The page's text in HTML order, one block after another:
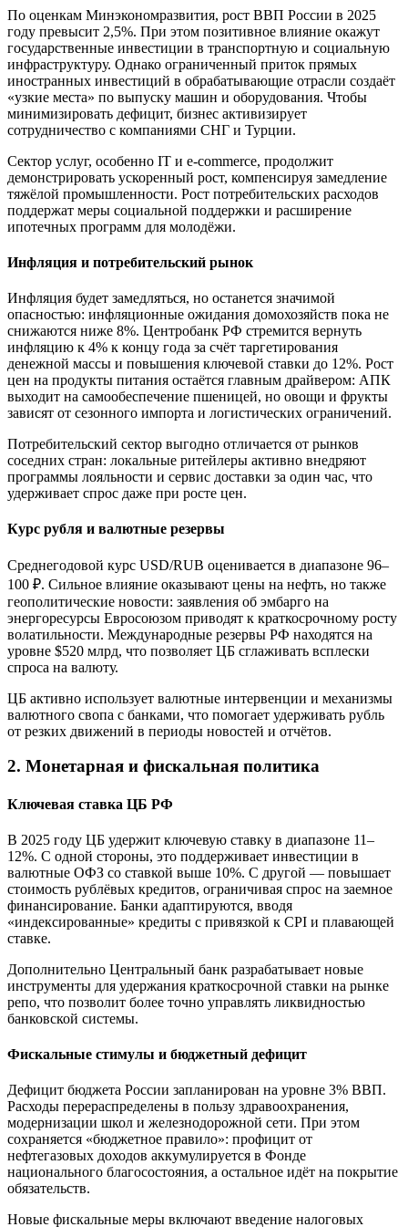
По оценкам Минэкономразвития, рост ВВП России в 2025
году превысит 2,5%. При этом позитивное влияние окажут
государственные инвестиции в транспортную и социальную
инфраструктуру. Однако ограниченный приток прямых
иностранных инвестиций в обрабатывающие отрасли создаёт
«узкие места» по выпуску машин и оборудования. Чтобы
минимизировать дефицит, бизнес активизирует
сотрудничество с компаниями СНГ и Турции.
Сектор услуг, особенно IT и e-commerce, продолжит
демонстрировать ускоренный рост, компенсируя замедление
тяжёлой промышленности. Рост потребительских расходов
поддержат меры социальной поддержки и расширение
ипотечных программ для молодёжи.
Инфляция и потребительский рынок
Инфляция будет замедляться, но останется значимой
опасностью: инфляционные ожидания домохозяйств пока не
снижаются ниже 8%. Центробанк РФ стремится вернуть
инфляцию к 4% к концу года за счёт таргетирования
денежной массы и повышения ключевой ставки до 12%. Рост
цен на продукты питания остаётся главным драйвером: АПК
выходит на самообеспечение пшеницей, но овощи и фрукты
зависят от сезонного импорта и логистических ограничений.
Потребительский сектор выгодно отличается от рынков
соседних стран: локальные ритейлеры активно внедряют
программы лояльности и сервис доставки за один час, что
удерживает спрос даже при росте цен.
Курс рубля и валютные резервы
Среднегодовой курс USD/RUB оценивается в диапазоне 96–
100 ₽. Сильное влияние оказывают цены на нефть, но также
геополитические новости: заявления об эмбарго на
энергоресурсы Евросоюзом приводят к краткосрочному росту
волатильности. Международные резервы РФ находятся на
уровне $520 млрд, что позволяет ЦБ сглаживать всплески
спроса на валюту.
ЦБ активно использует валютные интервенции и механизмы
валютного свопа с банками, что помогает удерживать рубль
от резких движений в периоды новостей и отчётов.
2. Монетарная и фискальная политика
Ключевая ставка ЦБ РФ
В 2025 году ЦБ удержит ключевую ставку в диапазоне 11–
12%. С одной стороны, это поддерживает инвестиции в
валютные ОФЗ со ставкой выше 10%. С другой — повышает
стоимость рублёвых кредитов, ограничивая спрос на заемное
финансирование. Банки адаптируются, вводя
«индексированные» кредиты с привязкой к CPI и плавающей
ставке.
Дополнительно Центральный банк разрабатывает новые
инструменты для удержания краткосрочной ставки на рынке
репо, что позволит более точно управлять ликвидностью
банковской системы.
Фискальные стимулы и бюджетный дефицит
Дефицит бюджета России запланирован на уровне 3% ВВП.
Расходы перераспределены в пользу здравоохранения,
модернизации школ и железнодорожной сети. При этом
сохраняется «бюджетное правило»: профицит от
нефтегазовых доходов аккумулируется в Фонде
национального благосостояния, а остальное идёт на покрытие
обязательств.
Новые фискальные меры включают введение налоговых